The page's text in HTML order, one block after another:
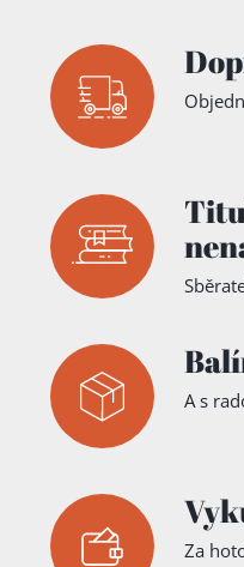
A s
Za